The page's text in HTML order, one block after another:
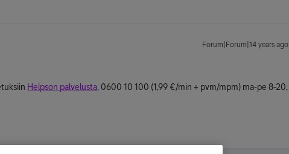
Forum|Forum|14 years ago
Helpson palvelusta, 0600 10 100 (1,99 €/min + pvm/mpm) ma-pe 8-20,